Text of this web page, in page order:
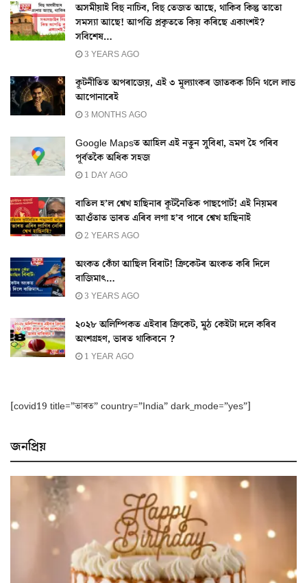
অসমীয়াই বিহু নাচিব, বিহু তেজত আছে, থাকিব কিন্তু তাতো
সমস্যা আছে! আপত্তি প্ৰকৃততে কিয় কৰিছে একাংশই?
সবিশেষ…
3 YEARS AGO
কূটনীতিত অপৰাজেয়, এই ৩ মূল্যাংকৰ জাতকক চিনি থলে লাভ
আপোনাৰেই
3 MONTHS AGO
Google Mapsত আহিল এই নতুন সুবিধা, ভ্ৰমণ হৈ পৰিব
পূৰ্বতকৈ অধিক সহজ
1 DAY AGO
বাতিল হ’ল শ্বেখ হাছিনাৰ কূটনৈতিক পাছপোৰ্ট! এই নিয়মৰ
আওঁতাত ভাৰত এৰিব লগা হ’ব পাৰে শ্বেখ হাছিনাই
2 YEARS AGO
অংকত কেঁচা আছিল বিৰাট! ক্ৰিকেটৰ অংকত কৰি দিলে
বাজিমাৎ…
3 YEARS AGO
২০২৮ অলিম্পিকত এইবাৰ ক্ৰিকেট, মুঠ কেইটা দলে কৰিব
অংশগ্ৰহণ, ভাৰত থাকিবনে ?
1 YEAR AGO
[covid19 title=”ভাৰত” country=”India” dark_mode=”yes”]
জনপ্ৰিয়